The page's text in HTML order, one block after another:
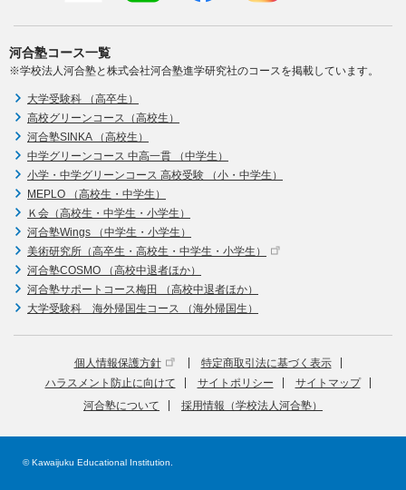
河合塾コース一覧
※学校法人河合塾と株式会社河合塾進学研究社のコースを掲載しています。
大学受験科 （高卒生）
高校グリーンコース（高校生）
河合塾SINKA （高校生）
中学グリーンコース 中高一貫 （中学生）
小学・中学グリーンコース 高校受験 （小・中学生）
MEPLO （高校生・中学生）
Ｋ会（高校生・中学生・小学生）
河合塾Wings （中学生・小学生）
美術研究所（高卒生・高校生・中学生・小学生）
河合塾COSMO （高校中退者ほか）
河合塾サポートコース梅田 （高校中退者ほか）
大学受験科 海外帰国生コース （海外帰国生）
個人情報保護方針
特定商取引法に基づく表示
ハラスメント防止に向けて
サイトポリシー
サイトマップ
河合塾について
採用情報（学校法人河合塾）
© Kawaijuku Educational Institution.